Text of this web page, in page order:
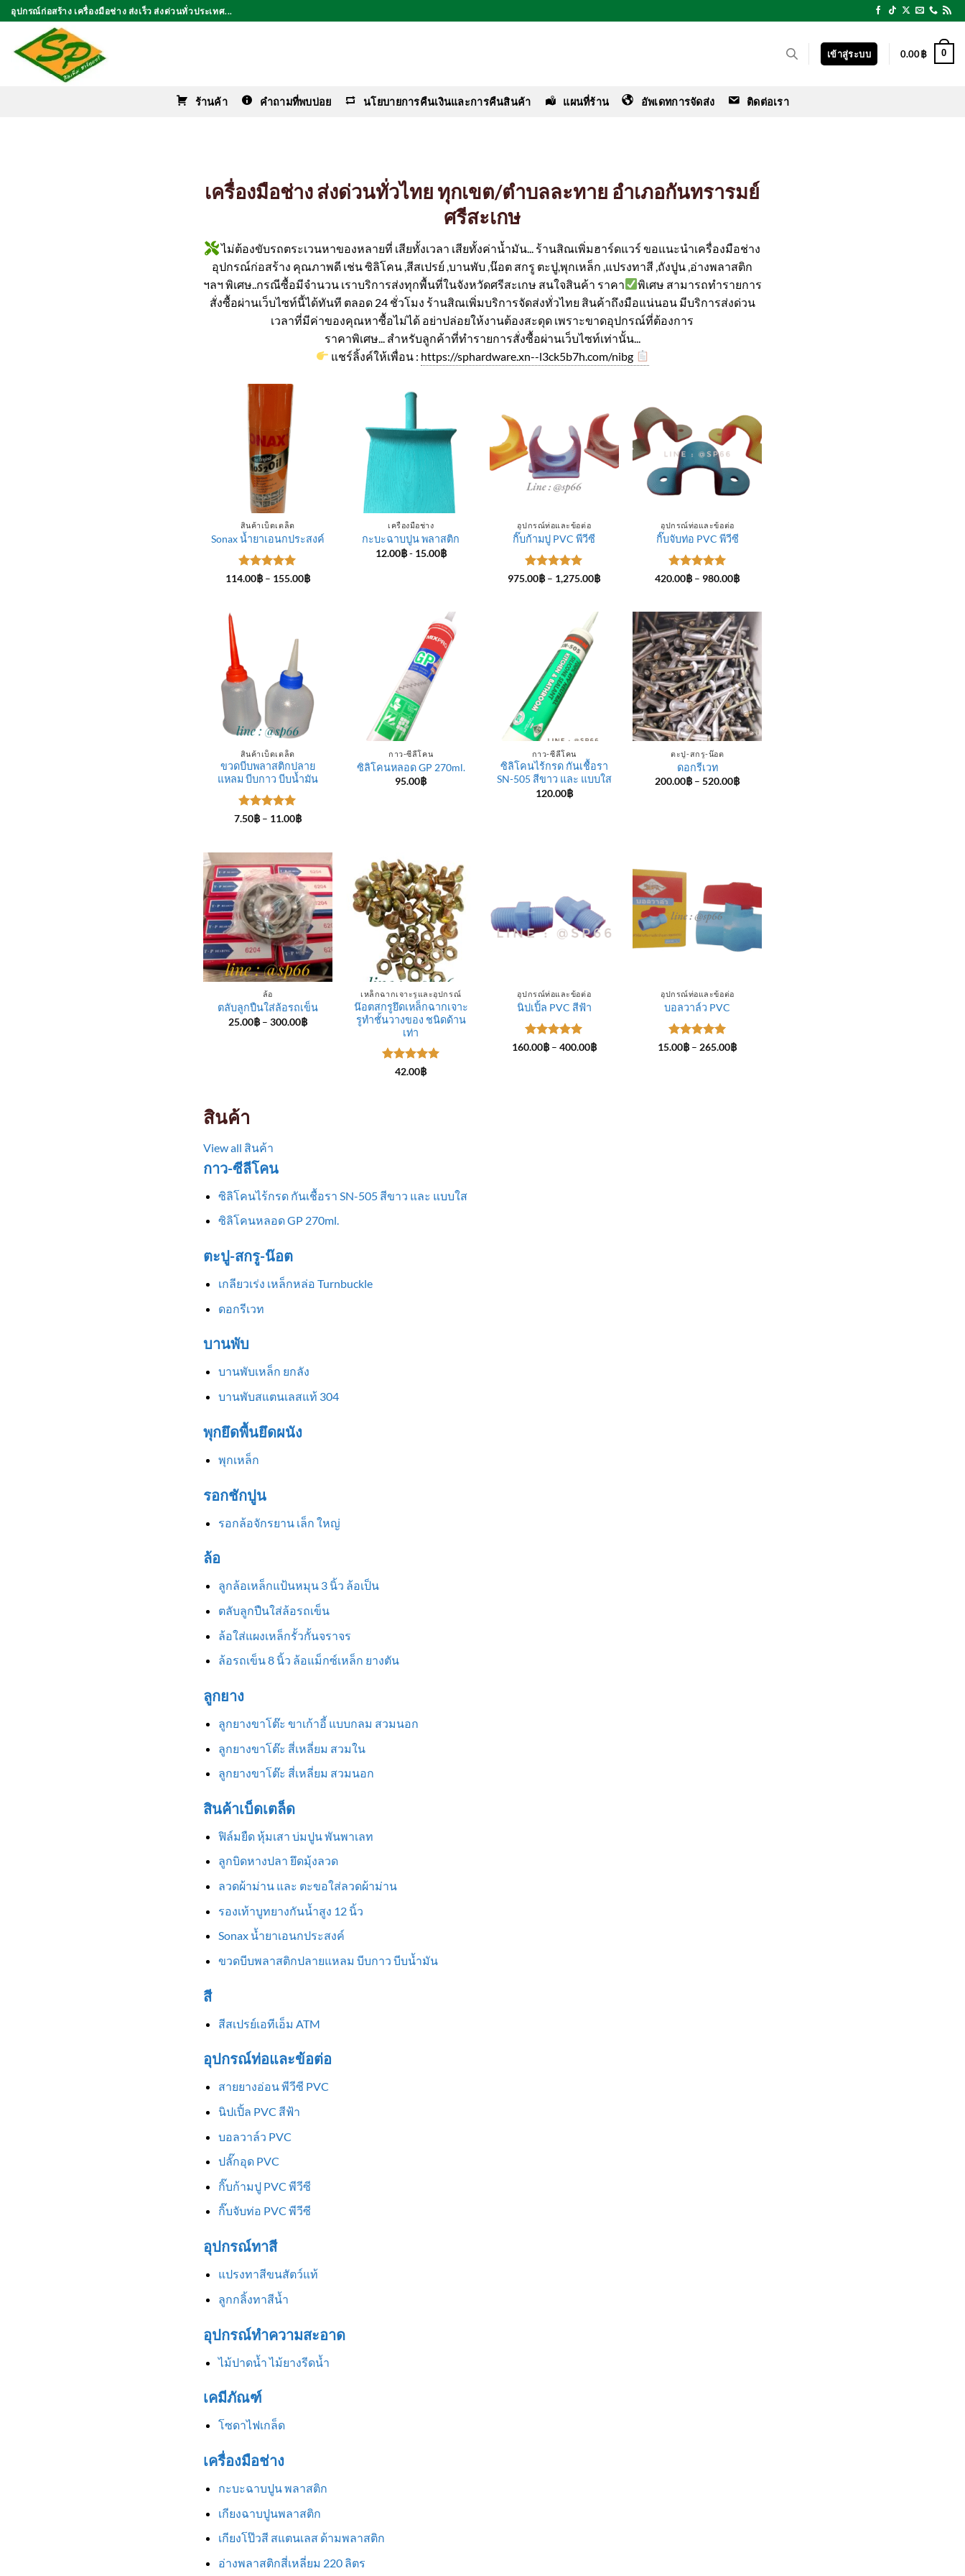
ข้าม
ไป
เนื้อหา
อุปกรณ์ก่อสร้าง เครื่องมือช่าง ส่งเร็ว ส่งด่วนทั่วประเทศ...
เข้าสู่ระบบ 0.00฿ 0
ร้านค้า คำถามที่พบบ่อย นโยบายการคืนเงินและการคืนสินค้า แผนที่ร้าน อัพเดทการจัดส่ง ติดต่อเรา
เครื่องมือช่าง ส่งด่วนทั่วไทย ทุกเขต/ตำบลละทาย อำเภอกันทรารมย์
ศรีสะเกษ
ไม่ต้องขับรถตระเวนหาของหลายที่ เสียทั้งเวลา เสียทั้งค่าน้ำมัน... ร้านสิณเพิ่มฮาร์ดแวร์ ขอแนะนำเครื่องมือช่าง
อุปกรณ์ก่อสร้าง คุณภาพดี เช่น ซิลิโคน ,สีสเปรย์ ,บานพับ ,น๊อต สกรู ตะปู,พุกเหล็ก ,แปรงทาสี ,ถังปูน ,อ่างพลาสติก
ฯลฯ พิเศษ..กรณีซื้อมีจำนวน เราบริการส่งทุกพื้นที่ในจังหวัดศรีสะเกษ สนใจสินค้า ราคา
พิเศษ สามารถทำรายการ
สั่งซื้อผ่านเว็บไซท์นี้ได้ทันที ตลอด 24 ชั่วโมง ร้านสิณเพิ่มบริการจัดส่งทั่วไทย สินค้าถึงมือแน่นอน มีบริการส่งด่วน
เวลาที่มีค่าของคุณหาซื้อไม่ได้ อย่าปล่อยให้งานต้องสะดุด เพราะขาดอุปกรณ์ที่ต้องการ
ราคาพิเศษ... สำหรับลูกค้าที่ทำรายการสั่งซื้อผ่านเว็บไซท์เท่านั้น...
แชร์ลิ้งค์ให้เพื่อน : https://sphardware.xn--l3ck5b7h.com/nibg
สินค้าเบ็ดเตล็ด
Sonax น้ำยาเอนกประสงค์
ให้คะแนน
114.00฿ – 155.00฿Price
เครื่องมือช่าง
กะบะฉาบปูน พลาสติก
12.00฿- 15.00฿
อุปกรณ์ท่อและข้อต่อ
กิ๊บก้ามปู PVC พีวีซี
ให้คะแนน
975.00฿ – 1,275.00฿Price
1,275.00฿
อุปกรณ์ท่อและข้อต่อ
กิ๊บจับท่อ PVC พีวีซี
ให้คะแนน
420.00฿ – 980.00฿Price
980.00฿
สินค้าเบ็ดเตล็ด
ขวดบีบพลาสติกปลาย
แหลม บีบกาว บีบน้ำมัน
ให้คะแนน
7.50฿ – 11.00฿Price
11.00฿
กาว-ซีลีโคน
ซิลิโคนหลอด GP 270ml.
95.00฿
กาว-ซีลีโคน
ซิลิโคนไร้กรด กันเชื้อรา
SN-505 สีขาว และ แบบใส
120.00฿
ตะปู-สกรู-น๊อต
ดอกรีเวท
200.00฿ – 520.00฿Price
ล้อ
ตลับลูกปืนใส่ล้อรถเข็น
25.00฿ – 300.00฿Price
เหล็กฉากเจาะรูและอุปกรณ์
น๊อตสกรูยึดเหล็กฉากเจาะ
รูทำชั้นวางของ ชนิดด้าน
เท่า
ให้คะแนน
42.00฿
อุปกรณ์ท่อและข้อต่อ
นิปเปิ้ล PVC สีฟ้า
ให้คะแนน
160.00฿ – 400.00฿Price
อุปกรณ์ท่อและข้อต่อ
บอลวาล์ว PVC
ให้คะแนน
15.00฿ – 265.00฿Price
สินค้า
View all สินค้า
กาว-ซีลีโคน
ซิลิโคนไร้กรด กันเชื้อรา SN-505 สีขาว และ แบบใส
ซิลิโคนหลอด GP 270ml.
ตะปู-สกรู-น๊อต
เกลียวเร่ง เหล็กหล่อ Turnbuckle
ดอกรีเวท
บานพับ
บานพับเหล็ก ยกลัง
บานพับสแตนเลสแท้ 304
พุกยึดพื้นยึดผนัง
พุกเหล็ก
รอกชักปูน
รอกล้อจักรยาน เล็ก ใหญ่
ล้อ
ลูกล้อเหล็กแป้นหมุน 3 นิ้ว ล้อเป็น
ตลับลูกปืนใส่ล้อรถเข็น
ล้อใส่แผงเหล็กรั้วกั้นจราจร
ล้อรถเข็น 8 นิ้ว ล้อแม็กซ์เหล็ก ยางตัน
ลูกยาง
ลูกยางขาโต๊ะ ขาเก้าอี้ แบบกลม สวมนอก
ลูกยางขาโต๊ะ สี่เหลี่ยม สวมใน
ลูกยางขาโต๊ะ สี่เหลี่ยม สวมนอก
สินค้าเบ็ดเตล็ด
ฟิล์มยืด หุ้มเสา บ่มปูน พันพาเลท
ลูกบิดหางปลา ยึดมุ้งลวด
ลวดผ้าม่าน และ ตะขอใส่ลวดผ้าม่าน
รองเท้าบูทยางกันน้ำสูง 12 นิ้ว
Sonax น้ำยาเอนกประสงค์
ขวดบีบพลาสติกปลายแหลม บีบกาว บีบน้ำมัน
สี
สีสเปรย์เอทีเอ็ม ATM
อุปกรณ์ท่อและข้อต่อ
สายยางอ่อน พีวีซี PVC
นิปเปิ้ล PVC สีฟ้า
บอลวาล์ว PVC
ปลั๊กอุด PVC
กิ๊บก้ามปู PVC พีวีซี
กิ๊บจับท่อ PVC พีวีซี
อุปกรณ์ทาสี
แปรงทาสีขนสัตว์แท้
ลูกกลิ้งทาสีน้ำ
อุปกรณ์ทำความสะอาด
ไม้ปาดน้ำ ไม้ยางรีดน้ำ
เคมีภัณฑ์
โซดาไฟเกล็ด
เครื่องมือช่าง
กะบะฉาบปูน พลาสติก
เกียงฉาบปูนพลาสติก
เกียงโป๊วสี สแตนเลส ด้ามพลาสติก
อ่างพลาสติกสี่เหลี่ยม 220 ลิตร